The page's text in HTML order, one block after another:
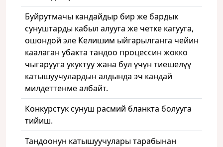
Буйрутмачы кандайдыр бир же бардык
сунуштарды кабыл алууга же четке кагууга,
ошондой эле Келишим ыйгарылганга чейин
каалаган убакта тандоо процессин жокко
чыгарууга укуктуу жана бул үчүн тиешелүү
катышуучулардын алдында эч кандай
милдеттенме албайт.
Конкурстук сунуш расмий бланкта болууга
тийиш.
Тандоонун катышуучулары тарабынан